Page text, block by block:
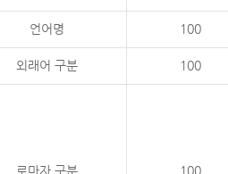
언어명 100
외래어 구분 100
로마자 구분 100